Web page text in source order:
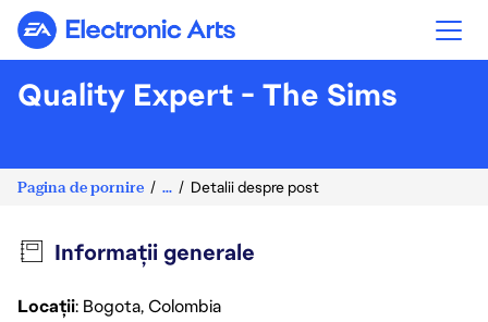
Electronic Arts
Quality Expert - The Sims
Pagina de pornire ... Detalii despre post
Informații generale
Locații: Bogota, Colombia